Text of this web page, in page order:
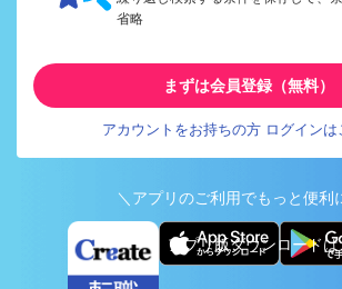
省略
まずは会員登録（無料）
アカウントをお持ちの方 ログインは
＼アプリのご利用でもっと便利
アプリ版ダウンロードは